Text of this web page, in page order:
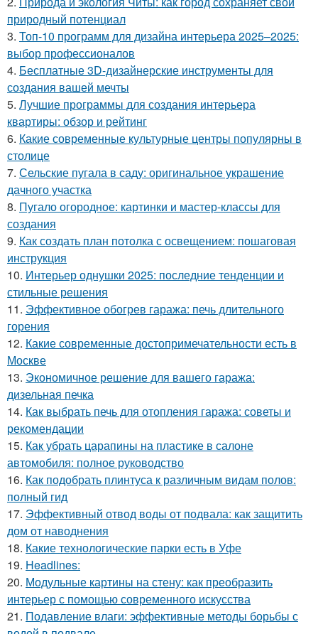
природный потенциал
3. Топ-10 программ для дизайна интерьера 2025–2025:
выбор профессионалов
4. Бесплатные 3D-дизайнерские инструменты для
создания вашей мечты
5. Лучшие программы для создания интерьера
квартиры: обзор и рейтинг
6. Какие современные культурные центры популярны в
столице
7. Сельские пугала в саду: оригинальное украшение
дачного участка
8. Пугало огородное: картинки и мастер-классы для
создания
9. Как создать план потолка с освещением: пошаговая
инструкция
10. Интерьер однушки 2025: последние тенденции и
стильные решения
11. Эффективное обогрев гаража: печь длительного
горения
12. Какие современные достопримечательности есть в
Москве
13. Экономичное решение для вашего гаража:
дизельная печка
14. Как выбрать печь для отопления гаража: советы и
рекомендации
15. Как убрать царапины на пластике в салоне
автомобиля: полное руководство
16. Как подобрать плинтуса к различным видам полов:
полный гид
17. Эффективный отвод воды от подвала: как защитить
дом от наводнения
18. Какие технологические парки есть в Уфе
19. Headlines:
20. Модульные картины на стену: как преобразить
интерьер с помощью современного искусства
21. Подавление влаги: эффективные методы борьбы с